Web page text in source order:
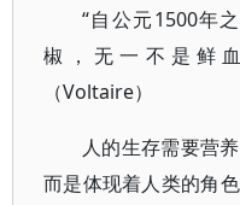
“自公元1500年
椒，无一不是鲜
（Voltaire）
人的生存需要营
而是体现着人类的角